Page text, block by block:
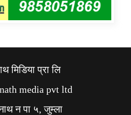
मिडिया प्रा लि
media pvt ltd
न पा ५, जुम्ला